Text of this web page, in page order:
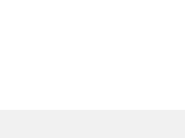
– Julio 2013: Día 1: